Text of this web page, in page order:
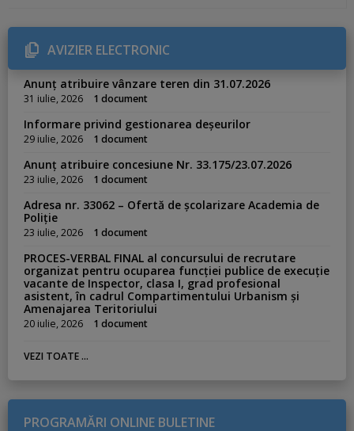
r
i
e
s
AVIZIER ELECTRONIC
Anunț atribuire vânzare teren din 31.07.2026
31 iulie, 2026 1 document
Informare privind gestionarea deșeurilor
29 iulie, 2026 1 document
Anunț atribuire concesiune Nr. 33.175/23.07.2026
23 iulie, 2026 1 document
Adresa nr. 33062 – Ofertă de școlarizare Academia de
Poliție
23 iulie, 2026 1 document
PROCES-VERBAL FINAL al concursului de recrutare
organizat pentru ocuparea funcției publice de execuție
vacante de Inspector, clasa I, grad profesional
asistent, în cadrul Compartimentului Urbanism și
Amenajarea Teritoriului
20 iulie, 2026 1 document
VEZI TOATE ...
PROGRAMĂRI ONLINE BULETINE